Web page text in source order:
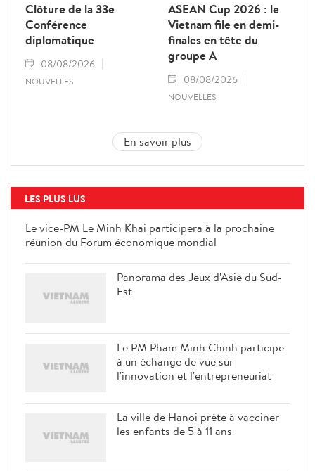
Clôture de la 33e
Conférence
diplomatique
08/08/2026
NOUVELLES
ASEAN Cup 2026 : le
Vietnam file en demi-
finales en tête du
groupe A
08/08/2026
NOUVELLES
En savoir plus
LES PLUS LUS
Le vice-PM Le Minh Khai
participera à la prochaine réunion
Le PM Pham Minh Chinh participe
à un échange de vue sur
l'innovation et l'entrepreneuriat